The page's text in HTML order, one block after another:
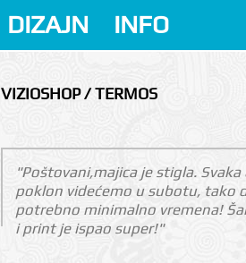
DIZAJN INFO
VIZIOSHOP / TERMOS
"Poštovani,majica je stigla.
poklon videćemo u subotu, tako
potrebno minimalno vremena!
i print je ispao super!"